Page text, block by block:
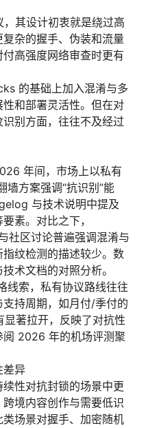
其设计初衷就是绕过高
杂的握手、伪装和流量
高强度网络审查时更有
的基础上加入混淆与多
和部署灵活性。但在对
别方面，往往不及经过
年间，市场上以私有
墙方案强调“抗识别”能
与技术说明中提及
素。对比之下，
社区讨论普遍强调混淆与
纹检测的描述较少。数
术文档的对照分析。
线索，私有协议路线往往
持周期，如月付/季付的
著拉开，反映了对抗性
阅 2026 年的机场评测聚
差异
性对抗封锁的场景中更
境内容创作与需要低识
场景对握手、加密随机